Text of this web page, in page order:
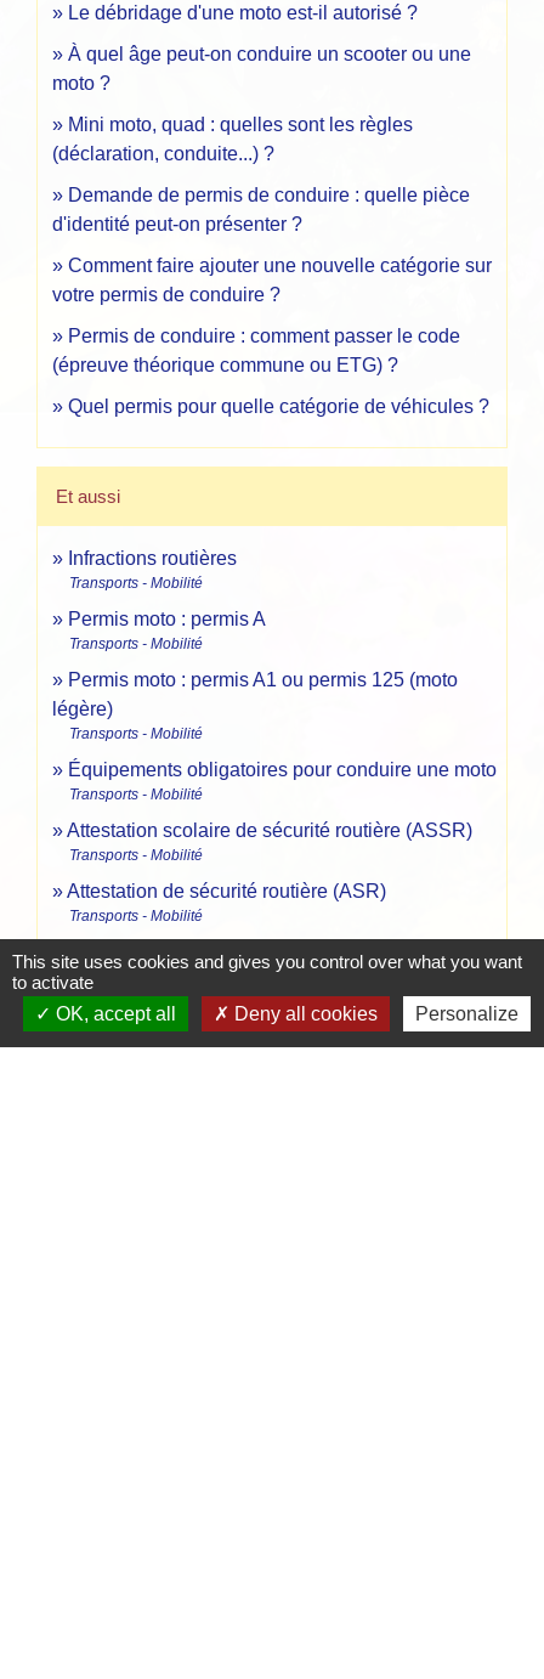
Le débridage d'une moto est-il autorisé ?
À quel âge peut-on conduire un scooter ou une
moto ?
Mini moto, quad : quelles sont les règles
(déclaration, conduite...) ?
Demande de permis de conduire : quelle pièce
d'identité peut-on présenter ?
Comment faire ajouter une nouvelle catégorie sur
votre permis de conduire ?
Permis de conduire : comment passer le code
(épreuve théorique commune ou ETG) ?
Quel permis pour quelle catégorie de véhicules ?
Et aussi
Infractions routières
Transports - Mobilité
Permis moto : permis A
Transports - Mobilité
Permis moto : permis A1 ou permis 125 (moto
légère)
Transports - Mobilité
Équipements obligatoires pour conduire une moto
Transports - Mobilité
Attestation scolaire de sécurité routière (ASSR)
Transports - Mobilité
Attestation de sécurité routière (ASR)
Transports - Mobilité
Permis de conduire et visite médicale pour raisons
de santé
Transports - Mobilité
This site uses cookies and gives you control over what you want
to activate
OK, accept all
Deny all cookies Personalize